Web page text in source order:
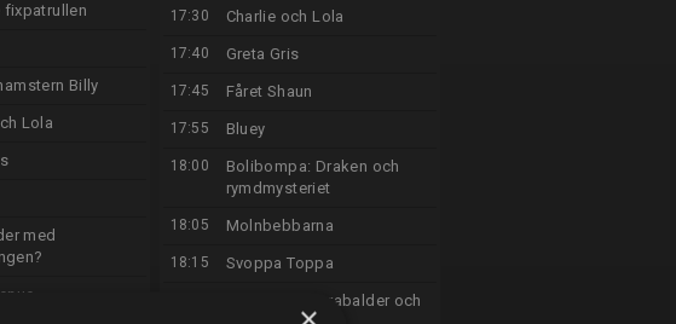
Billy
Lola
med
17:30 Charlie och Lola
17:40 Greta Gris
17:45 Fåret Shaun
17:55 Bluey
18:00
Bolibompa: Draken och
rymdmysteriet
18:05 Molnbebbarna
18:15 Svoppa Toppa
Robin Hoods rabalder och